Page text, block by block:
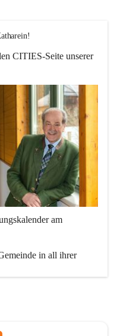
CITIES-Seite unserer
am
in all ihrer